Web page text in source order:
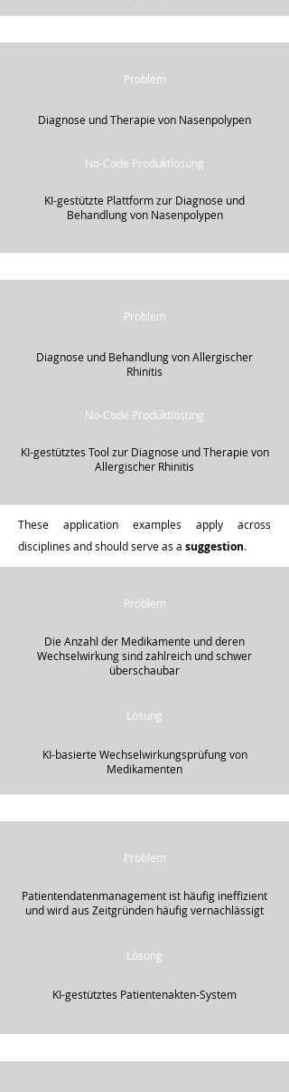
Problem
Diagnose und Therapie von Nasenpolypen
No-Code Produktlösung
KI-gestützte Plattform zur Diagnose und
Behandlung von Nasenpolypen
Problem
Diagnose und Behandlung von Allergischer
Rhinitis
No-Code Produktlösung
KI-gestütztes Tool zur Diagnose und Therapie von
Allergischer Rhinitis
These application examples apply across
disciplines and should serve as a suggestion.
Problem
Die Anzahl der Medikamente und deren
Wechselwirkung sind zahlreich und schwer
überschaubar
Lösung
KI-basierte Wechselwirkungsprüfung von
Medikamenten
Problem
Patientendatenmanagement ist häufig ineffizient
und wird aus Zeitgründen häufig vernachlässigt
Lösung
KI-gestütztes Patientenakten-System